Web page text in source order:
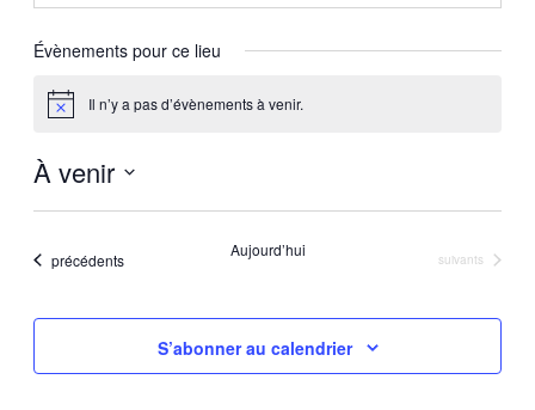
Évènements pour ce lieu
Notice Il n’y a pas d’évènements à venir.
À venir
Sélectionnez
date.
Évènements
précédents Aujourd’hui Évènements
suivants
S’abonner au calendrier